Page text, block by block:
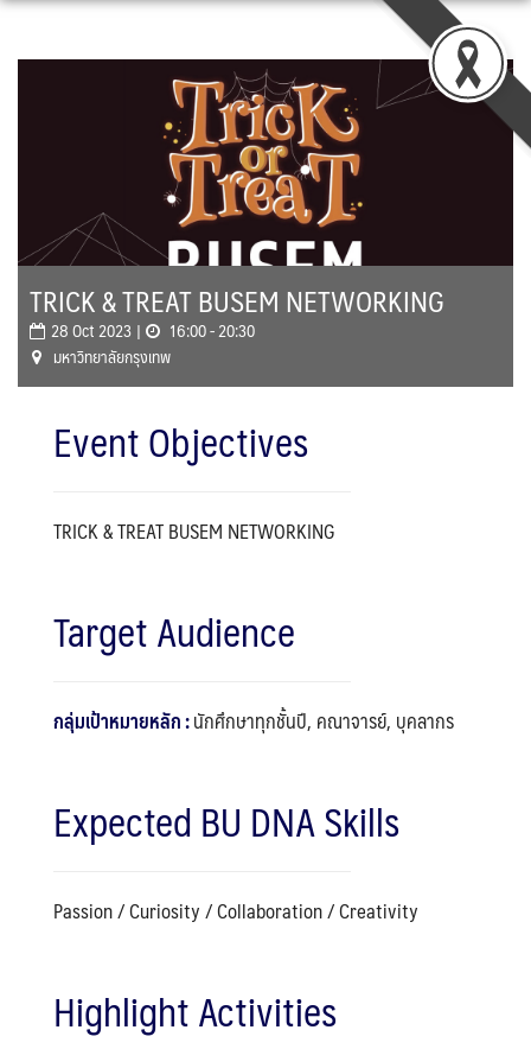
Skip
TRICK & TREAT BUSEM NETWORKING
28 Oct 2023 |
16:00 - 20:30
มหาวิทยาลัยกรุงเทพ
Event Objectives
TRICK & TREAT BUSEM NETWORKING
Target Audience
กลุ่มเป้าหมายหลัก :นักศึกษาทุกชั้นปี, คณาจารย์, บุคลากร
Expected BU DNA Skills
Passion / Curiosity / Collaboration / Creativity
Highlight Activities